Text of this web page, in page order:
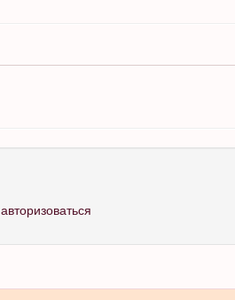
авторизоваться